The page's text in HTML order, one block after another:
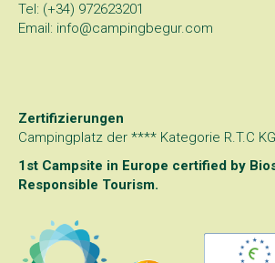
Tel: (+34) 972623201
Email: info@campingbegur.com
Zertifizierungen
Campingplatz der **** Kategorie R.T.C
1st Campsite in Europe certified by
Responsible Tourism.